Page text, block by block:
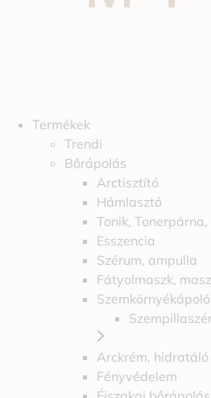
Termékek
Trendi
Bőrápolás
Arctisztító
Hámlasztó
Tonik,
Esszencia
Szérum, ampulla
Fátyolmaszk,
Szemkörnyékápoló
Arckrém, hidratáló
Fényvédelem